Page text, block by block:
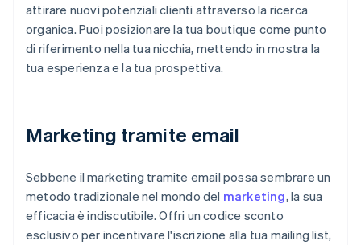
attirare nuovi potenziali clienti attraverso la ricerca
organica. Puoi posizionare la tua boutique come punto
di riferimento nella tua nicchia, mettendo in mostra la
tua esperienza e la tua prospettiva.
Marketing tramite email
Sebbene il marketing tramite email possa sembrare un
metodo tradizionale nel mondo del marketing, la sua
efficacia è indiscutibile. Offri un codice sconto
esclusivo per incentivare l'iscrizione alla tua mailing list,